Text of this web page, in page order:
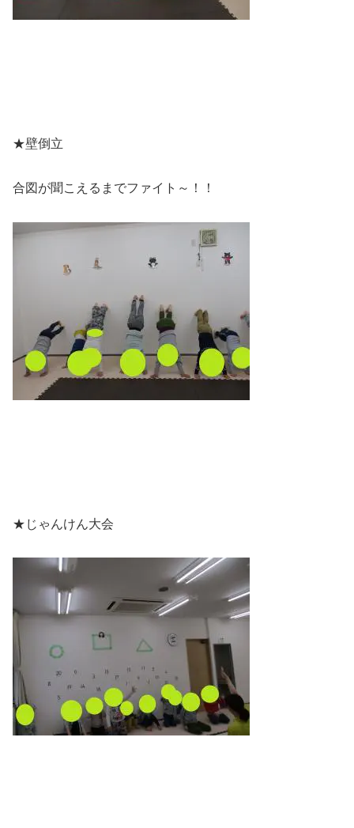
★壁倒立
合図が聞こえるまでファイト～！！
★じゃんけん大会